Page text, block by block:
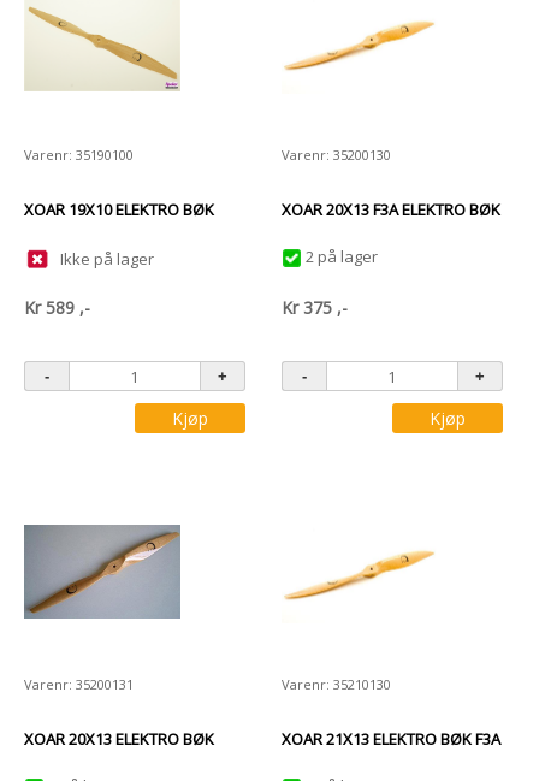
Varenr: 35190100
XOAR 19X10 ELEKTRO BØK
Ikke på lager
Kr589 ,-
Kjøp
Varenr: 35200130
XOAR 20X13 F3A ELEKTRO BØK
2 på lager
Kr375 ,-
Kjøp
Varenr: 35200131
XOAR 20X13 ELEKTRO BØK
Varenr: 35210130
XOAR 21X13 ELEKTRO BØK F3A